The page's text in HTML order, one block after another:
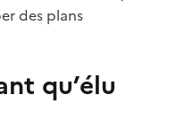
des plans
qu’élu